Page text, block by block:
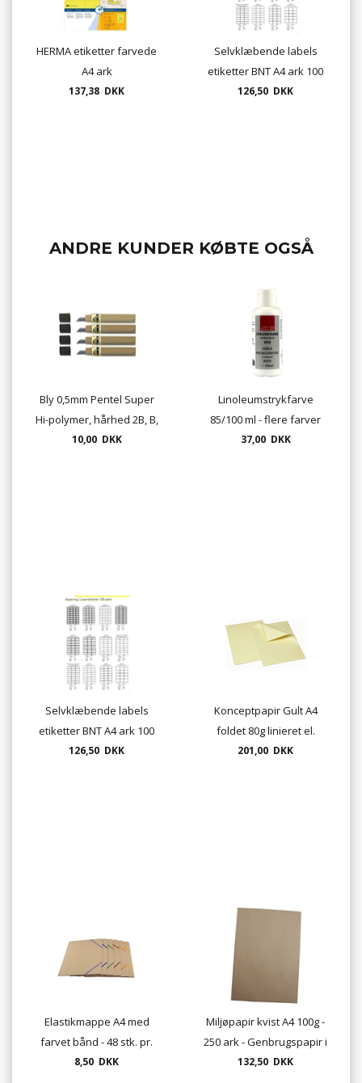
HERMA etiketter farvede
A4 ark
137,38 DKK
Selvklæbende labels
etiketter BNT A4 ark 100
ark. pr. pakke mange
126,50 DKK
ANDRE KUNDER KØBTE OGSÅ
Bly 0,5mm Pentel Super
Hi-polymer, hårhed 2B, B,
HB og H
10,00 DKK
Linoleumstrykfarve
85/100 ml - flere farver
37,00 DKK
Selvklæbende labels
etiketter BNT A4 ark 100
ark. pr. pakke mange
126,50 DKK
Konceptpapir Gult A4
foldet 80g linieret el.
ulinieret 250 pr. pak.
201,00 DKK
Elastikmappe A4 med
farvet bånd - 48 stk. pr.
æske
8,50 DKK
Miljøpapir kvist A4 100g -
250 ark - Genbrugspapir i
naturfarve
132,50 DKK